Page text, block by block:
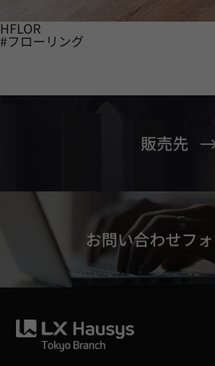
HFLOR
#フローリング
販売先
お問い合わせフ